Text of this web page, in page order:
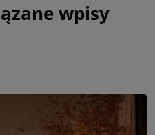
wpisy